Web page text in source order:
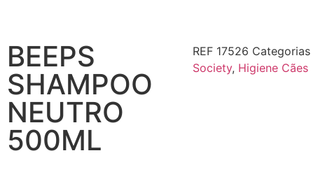
BEEPS
SHAMPOO
NEUTRO
500ML
REF 17526 Categorias
Society, Higiene Cães